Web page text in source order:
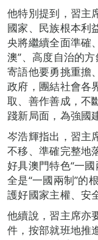
他特別提到，習主
國家、民族根本利
央將繼續全面準確
澳”、高度自治的
寄語他要勇挑重擔
政府，團結社會各
取、善作善成，不
踐新局面，為強國
岑浩輝指出，習主
不移、準確完整地
好具澳門特色“一
全是“一國兩制”的
護好國家主權、安
他續說，習主席亦
件，按部就班地推